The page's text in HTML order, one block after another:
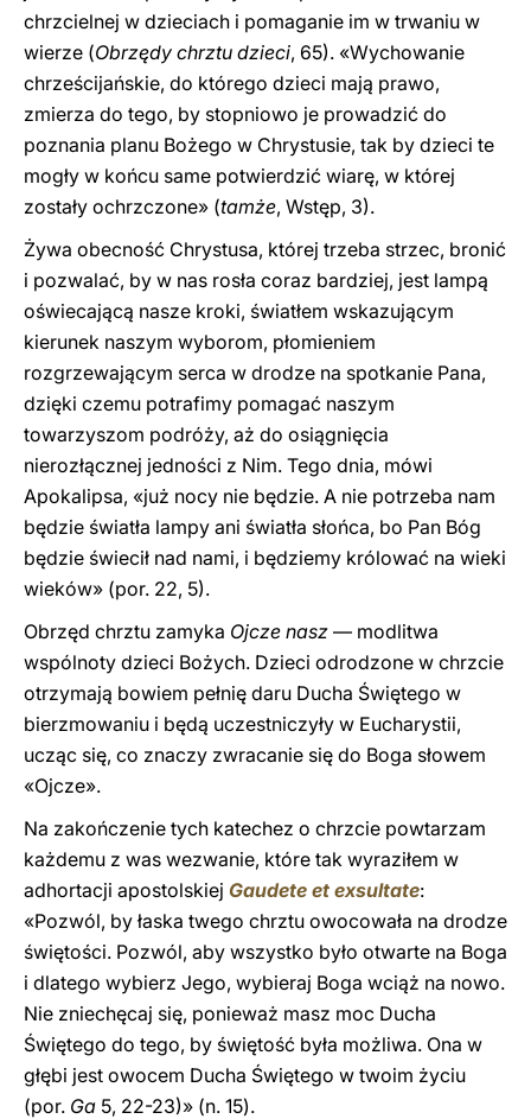
chrzcielnej w dzieciach i pomaganie im w trwaniu w
wierze (Obrzędy chrztu dzieci, 65). «Wychowanie
chrześcijańskie, do którego dzieci mają prawo,
zmierza do tego, by stopniowo je prowadzić do
poznania planu Bożego w Chrystusie, tak by dzieci te
mogły w końcu same potwierdzić wiarę, w której
zostały ochrzczone» (tamże, Wstęp, 3).
Żywa obecność Chrystusa, której trzeba strzec, bronić
i pozwalać, by w nas rosła coraz bardziej, jest lampą
oświecającą nasze kroki, światłem wskazującym
kierunek naszym wyborom, płomieniem
rozgrzewającym serca w drodze na spotkanie Pana,
dzięki czemu potrafimy pomagać naszym
towarzyszom podróży, aż do osiągnięcia
nierozłącznej jedności z Nim. Tego dnia, mówi
Apokalipsa, «już nocy nie będzie. A nie potrzeba nam
będzie światła lampy ani światła słońca, bo Pan Bóg
będzie świecił nad nami, i będziemy królować na wieki
wieków» (por. 22, 5).
Obrzęd chrztu zamyka Ojcze nasz — modlitwa
wspólnoty dzieci Bożych. Dzieci odrodzone w chrzcie
otrzymają bowiem pełnię daru Ducha Świętego w
bierzmowaniu i będą uczestniczyły w Eucharystii,
ucząc się, co znaczy zwracanie się do Boga słowem
«Ojcze».
Na zakończenie tych katechez o chrzcie powtarzam
każdemu z was wezwanie, które tak wyraziłem w
adhortacji apostolskiej Gaudete et exsultate:
«Pozwól, by łaska twego chrztu owocowała na drodze
świętości. Pozwól, aby wszystko było otwarte na Boga
i dlatego wybierz Jego, wybieraj Boga wciąż na nowo.
Nie zniechęcaj się, ponieważ masz moc Ducha
Świętego do tego, by świętość była możliwa. Ona w
głębi jest owocem Ducha Świętego w twoim życiu
(por. Ga 5, 22-23)» (n. 15).